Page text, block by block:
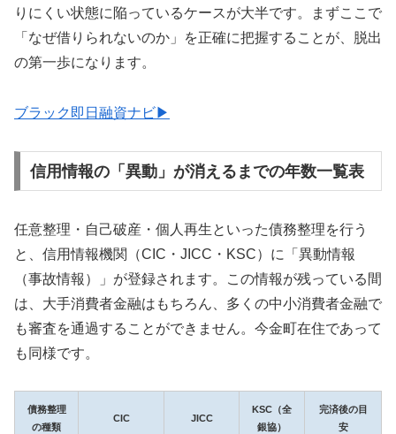
りにくい状態に陥っているケースが大半です。まずここで
「なぜ借りられないのか」を正確に把握することが、脱出
の第一歩になります。
ブラック即日融資ナビ▶
信用情報の「異動」が消えるまでの年数一覧表
任意整理・自己破産・個人再生といった債務整理を行う
と、信用情報機関（CIC・JICC・KSC）に「異動情報
（事故情報）」が登録されます。この情報が残っている間
は、大手消費者金融はもちろん、多くの中小消費者金融で
も審査を通過することができません。今金町在住であって
も同様です。
債務整理
の種類
CIC JICC
KSC（全
銀協）
完済後の目
安